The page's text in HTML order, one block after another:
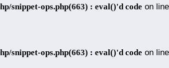
snippet-ops.php(663) : eval()'d code on line
snippet-ops.php(663) : eval()'d code on line